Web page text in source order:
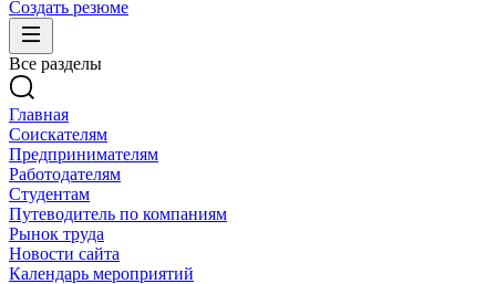
Создать резюме
Все разделы
Главная
Соискателям
Предпринимателям
Работодателям
Студентам
Путеводитель по компаниям
Рынок труда
Новости сайта
Календарь мероприятий